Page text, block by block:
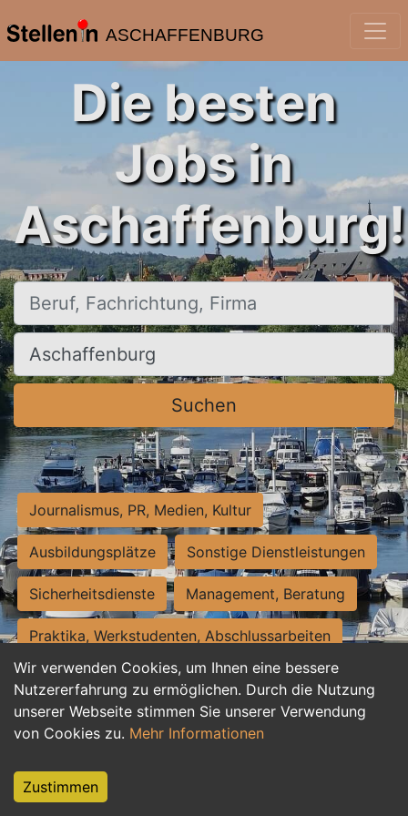
ASCHAFFENBURG
Wir verwenden Cookies, um Ihnen eine bessere
Nutzererfahrung zu ermöglichen. Durch die Nutzung
unserer Webseite stimmen Sie unserer Verwendung
von Cookies zu. Mehr Informationen
Zustimmen
Die besten
Jobs in
Aschaffenburg!
Beruf, Fachrichtung, Firma
Ort, Stadt
Suchen
Journalismus, PR, Medien, Kultur
Ausbildungsplätze Sonstige Dienstleistungen
Sicherheitsdienste Management, Beratung
Praktika, Werkstudenten, Abschlussarbeiten
Personalwesen Assistenz, Sekretariat
Hilfskräfte, Aushilfs- und Nebenjobs
Weiterbildung, Studium, duale Ausbildung